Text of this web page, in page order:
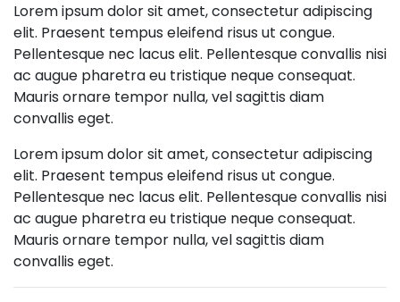
Lorem ipsum dolor sit amet, consectetur adipiscing
elit. Praesent tempus eleifend risus ut congue.
Pellentesque nec lacus elit. Pellentesque convallis nisi
ac augue pharetra eu tristique neque consequat.
Mauris ornare tempor nulla, vel sagittis diam
convallis eget.
Lorem ipsum dolor sit amet, consectetur adipiscing
elit. Praesent tempus eleifend risus ut congue.
Pellentesque nec lacus elit. Pellentesque convallis nisi
ac augue pharetra eu tristique neque consequat.
Mauris ornare tempor nulla, vel sagittis diam
convallis eget.